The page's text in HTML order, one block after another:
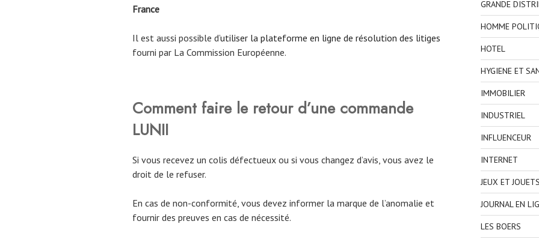
France
Il est aussi possible d’utiliser la plateforme en ligne de résolution des litiges
fourni par La Commission Européenne.
Comment faire le retour d’une commande
LUNII
Si vous recevez un colis défectueux ou si vous changez d’avis, vous avez le
droit de le refuser.
En cas de non-conformité, vous devez informer la marque de l’anomalie et
fournir des preuves en cas de nécessité.
GRANDE
HOMME
HOTEL
HYGIENE ET
IMMOBILIER
INDUSTRIEL
INFLUENCEUR
INTERNET
JEUX ET JOUETS
JOURNAL EN
LES BOERS